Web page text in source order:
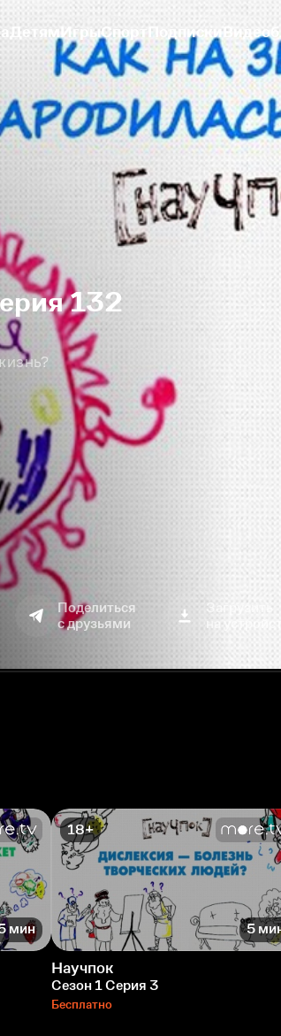
Детям Игры Спорт Подписки
132
Поделиться
с друзьями
Загрузить
на
мин
18+
5
Научпок
Сезон 1 Серия 3
Бесплатно